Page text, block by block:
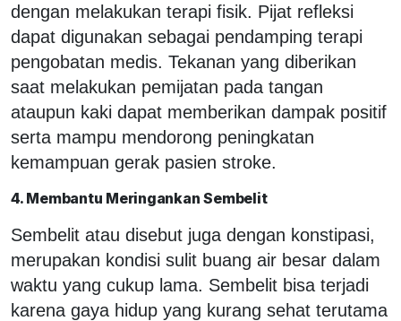
dengan melakukan terapi fisik. Pijat refleksi
dapat digunakan sebagai pendamping terapi
pengobatan medis. Tekanan yang diberikan
saat melakukan pemijatan pada tangan
ataupun kaki dapat memberikan dampak positif
serta mampu mendorong peningkatan
kemampuan gerak pasien stroke.
4. Membantu Meringankan Sembelit
Sembelit atau disebut juga dengan konstipasi,
merupakan kondisi sulit buang air besar dalam
waktu yang cukup lama. Sembelit bisa terjadi
karena gaya hidup yang kurang sehat terutama